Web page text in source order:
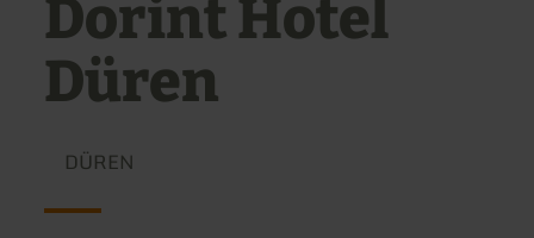
Dorint Hotel
Düren
DÜREN